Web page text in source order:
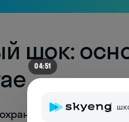
шок:
лица" (面子,
04:51